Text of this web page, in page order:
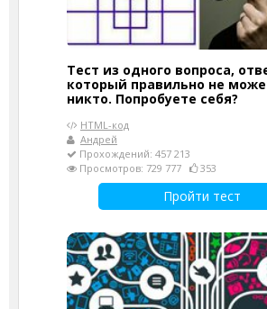
Тест из одного вопроса,
который правильно не
никто. Попробуете себя?
HTML-код
Андрей
Прохождений: 457 213
Просмотров: 729 777
353
Пройти тест